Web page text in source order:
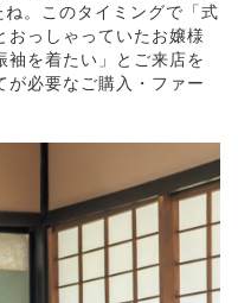
。このタイミングで「式
おっしゃっていたお嬢様
袖を着たい」とご来店を
が必要なご購入・ファー